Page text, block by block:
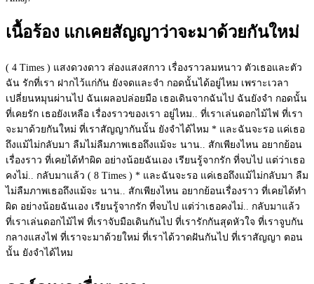
เนื้อร้อง แกเคยสัญญาว่าจะมาด้วยกันใหม่
( 4 Times ) แสงดวงดาว ส่องแสงสกาว เรื่องราวลมหนาว ตัวเธอและตัว
ฉัน รักที่เรา ฝากไว้แก่กัน ยังจดและจำ กอดนั้นได้อยู่ไหม เพราะเวลา
เปลี่ยนหมุนผ่านไป ฉันเผลอปล่อยมือ เธอเดินจากฉันไป ฉันยังจำ กอดนั้น
ที่เคยรัก เธอยังเหลือ เรื่องราวของเรา อยู่ไหม.. ที่เราเล่นดอกไม้ไฟ ที่เรา
จะมาด้วยกันใหม่ ที่เราสัญญากันนั้น ยังจำได้ไหม * และฉันจะรอ แค่เธอ
ถึงแม้ไม่กลับมา ลืมไม่ลืมภาพเธอถึงแม้จะ นาน.. สักเพียงไหน อยากย้อน
เรื่องราว ที่เคยได้ทำผิด อย่างน้อยฉันเอง เรียนรู้จากรัก ที่จบไป แต่ว่าเธอ
คงไม่.. กลับมาแล้ว ( 8 Times ) * และฉันจะรอ แค่เธอถึงแม้ไม่กลับมา ลืม
ไม่ลืมภาพเธอถึงแม้จะ นาน.. สักเพียงไหน อยากย้อนเรื่องราว ที่เคยได้ทำ
ผิด อย่างน้อยฉันเอง เรียนรู้จากรัก ที่จบไป แต่ว่าเธอคงไม่.. กลับมาแล้ว
ที่เราเล่นดอกไม้ไฟ ที่เราจับมือเดินกันไป ที่เรารักกันสุดหัวใจ ที่เราจูบกัน
กลางแสงไฟ ที่เราจะมาด้วยใหม่ ที่เราได้วาดฝันกันไป ที่เราสัญญา ตอน
นั้น ยังจำได้ไหม